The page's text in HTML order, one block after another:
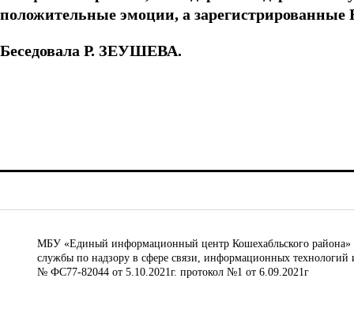
положительные эмоции, а
Беседовала Р. ЗЕУШЕВА.
МБУ «Единый информационный центр Кошехабльского района»
службы по надзору в сфере связи, информационных
№ ФС77-82044 от 5.10.2021г. протокол №1 от 6.09.2021г